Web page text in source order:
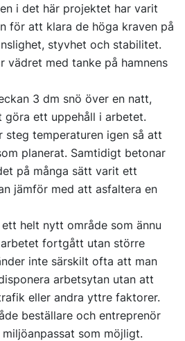
i det här projektet har varit
för att klara de höga kraven på
styvhet och stabilitet.
vädret med tanke på hamnens
3 dm snö över en natt,
ett uppehåll i arbetet.
steg temperaturen igen så att
planerat. Samtidigt betonar
på många sätt varit ett
jämför med att asfaltera en
helt nytt område som ännu
fortgått utan större
inte särskilt ofta att man
arbetsytan utan att
eller andra yttre faktorer.
beställare och entreprenör
som möjligt.